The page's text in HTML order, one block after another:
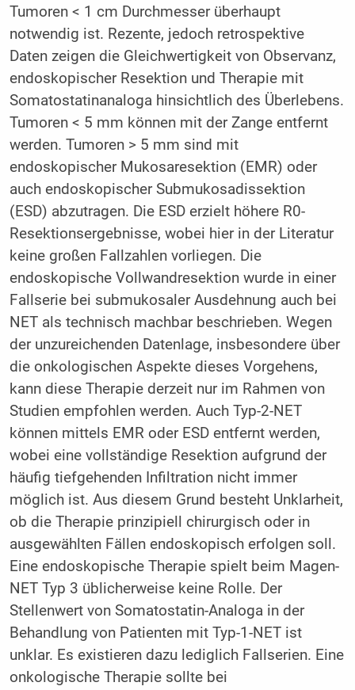
Tumoren < 1 cm Durchmesser überhaupt
notwendig ist. Rezente, jedoch retrospektive
Daten zeigen die Gleichwertigkeit von Observanz,
endoskopischer Resektion und Therapie mit
Somatostatinanaloga hinsichtlich des Überlebens.
Tumoren < 5 mm können mit der Zange entfernt
werden. Tumoren > 5 mm sind mit
endoskopischer Mukosaresektion (EMR) oder
auch endoskopischer Submukosadissektion
(ESD) abzutragen. Die ESD erzielt höhere R0-
Resektionsergebnisse, wobei hier in der Literatur
keine großen Fallzahlen vorliegen. Die
endoskopische Vollwandresektion wurde in einer
Fallserie bei submukosaler Ausdehnung auch bei
NET als technisch machbar beschrieben. Wegen
der unzureichenden Datenlage, insbesondere über
die onkologischen Aspekte dieses Vorgehens,
kann diese Therapie derzeit nur im Rahmen von
Studien empfohlen werden. Auch Typ-2-NET
können mittels EMR oder ESD entfernt werden,
wobei eine vollständige Resektion aufgrund der
häufig tiefgehenden Infiltration nicht immer
möglich ist. Aus diesem Grund besteht Unklarheit,
ob die Therapie prinzipiell chirurgisch oder in
ausgewählten Fällen endoskopisch erfolgen soll.
Eine endoskopische Therapie spielt beim Magen-
NET Typ 3 üblicherweise keine Rolle. Der
Stellenwert von Somatostatin-Analoga in der
Behandlung von Patienten mit Typ-1-NET ist
unklar. Es existieren dazu lediglich Fallserien. Eine
onkologische Therapie sollte bei